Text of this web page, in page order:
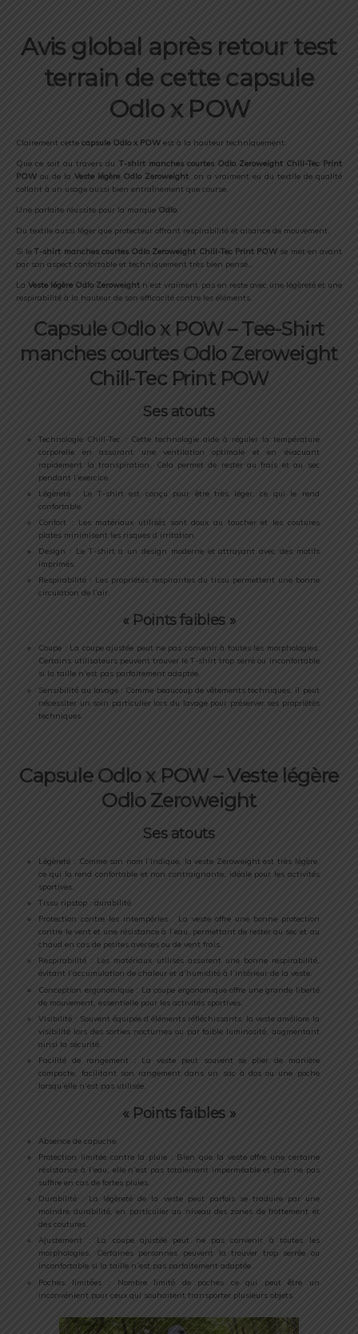
Avis global après retour test
terrain de cette capsule
Odlo x POW
Clairement cette capsule Odlo x POW est à la hauteur techniquement.
Que ce soit au travers du T-shirt manches courtes Odlo Zeroweight Chill-Tec Print
POW ou de la Veste légère Odlo Zeroweight , on a vraiment eu du textile de qualité
collant à un usage aussi bien entraînement que course.
Une parfaite réussite pour la marque Odlo.
Du textile aussi léger que protecteur offrant respirabilité et aisance de mouvement.
Si leT-shirt manches courtes Odlo Zeroweight Chill-Tec Print POW se met en avant
par son aspect confortable et techniquement très bien pensé…
LaVeste légère Odlo Zeroweight n’est vraiment pas en reste avec une légèreté et une
respirabilité à la hauteur de son efficacité contre les éléments.
Capsule Odlo x POW – Tee-Shirt
manches courtes Odlo Zeroweight
Chill-Tec Print POW
Ses atouts
Technologie Chill-Tec : Cette technologie aide à réguler la température
corporelle en assurant une ventilation optimale et en évacuant
rapidement la transpiration. Cela permet de rester au frais et au sec
pendant l’exercice.
Légèreté : Le T-shirt est conçu pour être très léger, ce qui le rend
confortable.
Confort : Les matériaux utilisés sont doux au toucher et les coutures
plates minimisent les risques d’irritation.
Design : Le T-shirt a un design moderne et attrayant avec des motifs
imprimés.
Respirabilité : Les propriétés respirantes du tissu permettent une bonne
circulation de l’air.
« Points faibles »
Coupe : La coupe ajustée peut ne pas convenir à toutes les morphologies.
Certains utilisateurs peuvent trouver le T-shirt trop serré ou inconfortable
si la taille n’est pas parfaitement adaptée.
Sensibilité au lavage : Comme beaucoup de vêtements techniques, il peut
nécessiter un soin particulier lors du lavage pour préserver ses propriétés
techniques.
Capsule Odlo x POW – Veste légère
Odlo Zeroweight
Ses atouts
Légèreté : Comme son nom l’indique, la veste Zeroweight est très légère,
ce qui la rend confortable et non contraignante, idéale pour les activités
sportives.
Tissu ripstop : durabilité
Protection contre les intempéries : La veste offre une bonne protection
contre le vent et une résistance à l’eau, permettant de rester au sec et au
chaud en cas de petites averses ou de vent frais.
Respirabilité : Les matériaux utilisés assurent une bonne respirabilité,
évitant l’accumulation de chaleur et d’humidité à l’intérieur de la veste.
Conception ergonomique : La coupe ergonomique offre une grande liberté
de mouvement, essentielle pour les activités sportives.
Visibilité : Souvent équipée d’éléments réfléchissants, la veste améliore la
visibilité lors des sorties nocturnes ou par faible luminosité, augmentant
ainsi la sécurité.
Facilité de rangement : La veste peut souvent se plier de manière
compacte, facilitant son rangement dans un sac à dos ou une poche
lorsqu’elle n’est pas utilisée.
« Points faibles »
Absence de capuche.
Protection limitée contre la pluie : Bien que la veste offre une certaine
résistance à l’eau, elle n’est pas totalement imperméable et peut ne pas
suffire en cas de fortes pluies.
Durabilité : La légèreté de la veste peut parfois se traduire par une
moindre durabilité, en particulier au niveau des zones de frottement et
des coutures.
Ajustement : La coupe ajustée peut ne pas convenir à toutes les
morphologies. Certaines personnes peuvent la trouver trop serrée ou
inconfortable si la taille n’est pas parfaitement adaptée.
Poches limitées : Nombre limité de poches ce qui peut être un
inconvénient pour ceux qui souhaitent transporter plusieurs objets.